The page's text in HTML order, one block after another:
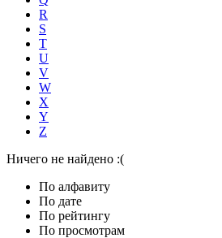
R
S
T
U
V
W
X
Y
Z
Ничего не найдено :(
По алфавиту
По дате
По рейтингу
По просмотрам